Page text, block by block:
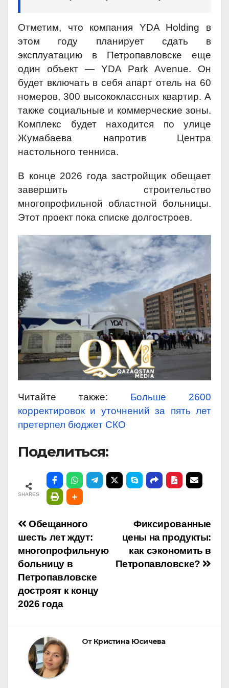
Отметим, что компания YDA Holding в
этом году планирует сдать в
эксплуатацию в Петропавловске еще
один объект — YDA Park Avenue. Он
будет включать в себя апарт отель на 60
номеров, 300 высококлассных квартир. А
также социальные и коммерческие зоны.
Комплекс будет находится по улице
Жумабаева напротив Центра
настольного тенниса.
В конце 2026 года застройщик обещает
завершить строительство
многопрофильной областной больницы.
Этот проект пока списке долгостроев.
Читайте также: Больше 2600
корректировок и уточнений за пять лет
претерпел бюджет СКО
Поделиться:
SHARES
Навигация
по
записям
Фиксированные
цены на продукты:
как сэкономить в
Петропавловске?
Обещанного
шесть лет ждут:
многопрофильную
больницу в
Петропавловске
достроят к концу
2026 года
От Кристина Юсичева